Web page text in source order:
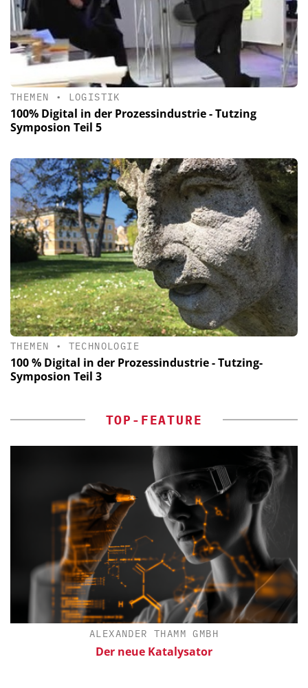
THEMEN • LOGISTIK
100% Digital in der Prozessindustrie - Tutzing
Symposion Teil 5
THEMEN • TECHNOLOGIE
100 % Digital in der Prozessindustrie - Tutzing-
Symposion Teil 3
TOP-FEATURE
ALEXANDER THAMM GMBH
Der neue Katalysator